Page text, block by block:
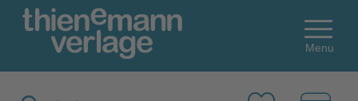
Menu